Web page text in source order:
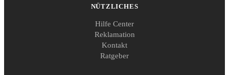
NÜTZLICHES
Hilfe Center
Reklamation
Kontakt
Ratgeber